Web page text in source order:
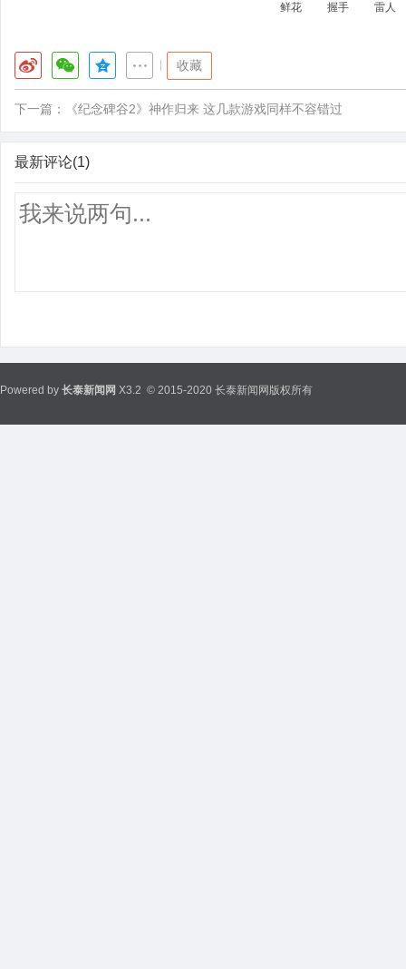
鲜花 握手 雷人
收藏
下一篇： 《纪念碑谷2》神作归来 这几款游戏同样不容错过
最新评论(1)
Powered by 长泰新闻网 X3.2 © 2015-2020 长泰新闻网版权所有